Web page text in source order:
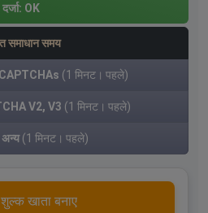
दर्जा: OK
समाधान समय
(1 मिनट। पहले)
V2, V3 (1 मिनट। पहले)
(1 मिनट। पहले)
खाता बनाए